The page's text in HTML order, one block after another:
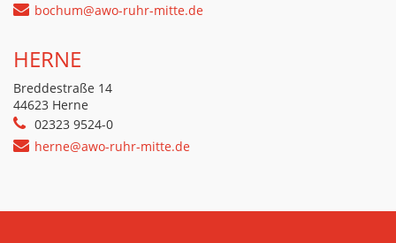
bochum@awo-ruhr-mitte.de
HERNE
Breddestraße 14
44623 Herne
02323 9524-0
herne@awo-ruhr-mitte.de